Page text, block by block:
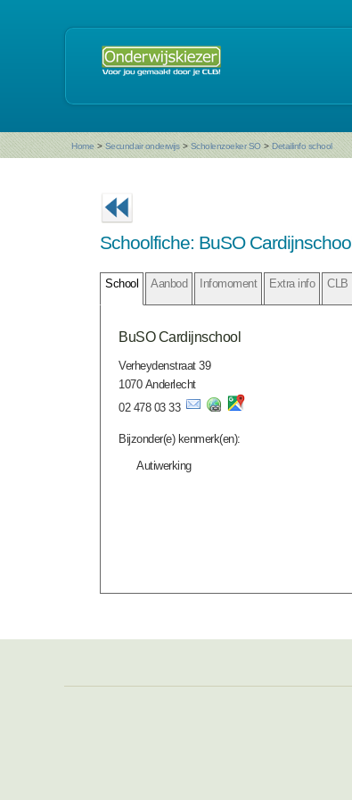
Home > Secundair onderwijs > Scholenzoeker SO > Detailinfo school
Schoolfiche: BuSO Cardijnschool
School Aanbod Infomoment Extra info CLB
BuSO Cardijnschool
Verheydenstraat 39
1070 Anderlecht
02 478 03 33
Bijzonder(e) kenmerk(en):
Autiwerking